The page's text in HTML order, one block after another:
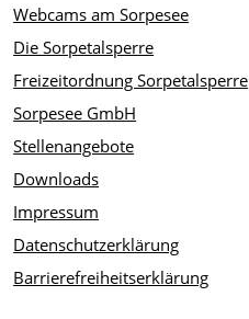
Webcams am Sorpesee
Die Sorpetalsperre
Freizeitordnung Sorpetalsperre
Sorpesee GmbH
Stellenangebote
Downloads
Impressum
Datenschutzerklärung
Barrierefreiheitserklärung